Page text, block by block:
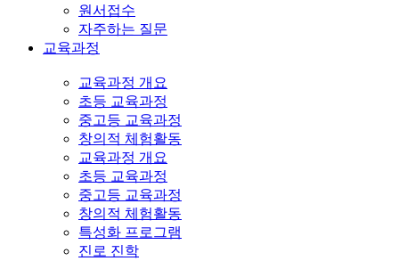
원서접수
자주하는 질문
교육과정
교육과정 개요
초등 교육과정
중고등 교육과정
창의적 체험활동
교육과정 개요
초등 교육과정
중고등 교육과정
창의적 체험활동
특성화 프로그램
진로 진학